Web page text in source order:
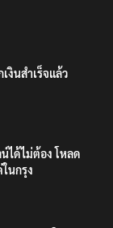
งินสำเร็จแล้ว
ได้ไม่ต้อง โหลด
นกรุง